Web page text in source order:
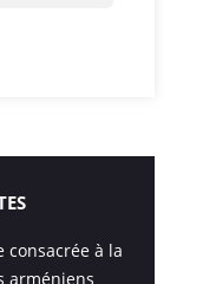
consacrée à la
arméniens